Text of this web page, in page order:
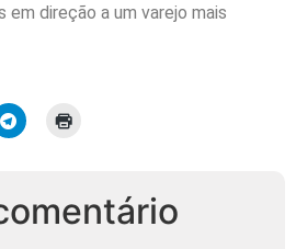
em direção a um varejo mais